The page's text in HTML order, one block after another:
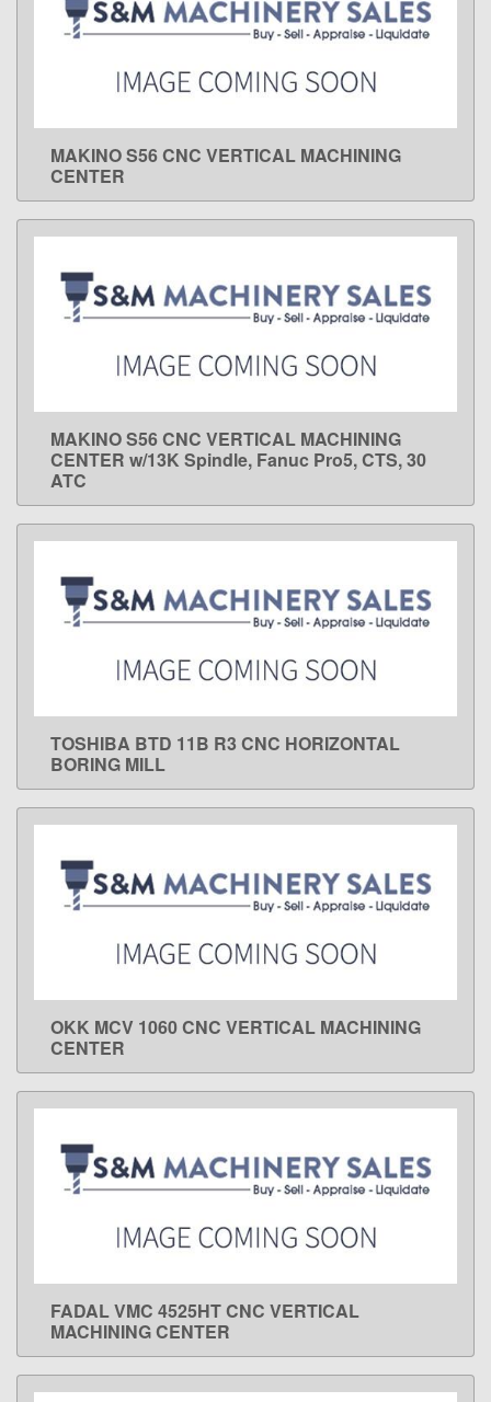
LEARN MORE
MAKINO S56 CNC VERTICAL MACHINING
CENTER
LEARN MORE
MAKINO S56 CNC VERTICAL MACHINING
CENTER w/13K Spindle, Fanuc Pro5, CTS, 30
ATC
LEARN MORE
TOSHIBA BTD 11B R3 CNC HORIZONTAL
BORING MILL
LEARN MORE
OKK MCV 1060 CNC VERTICAL MACHINING
CENTER
LEARN MORE
FADAL VMC 4525HT CNC VERTICAL
MACHINING CENTER